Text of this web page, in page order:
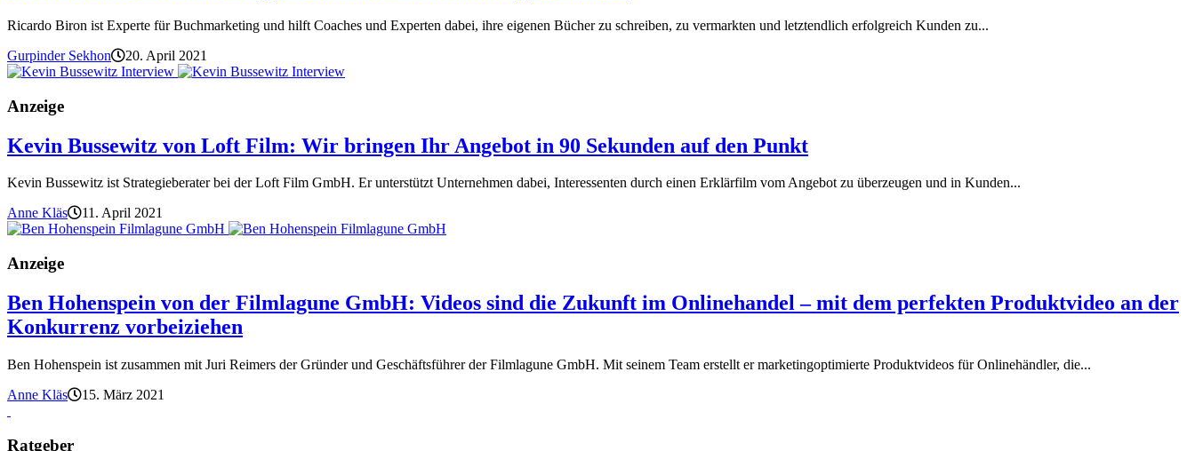
Ricardo Biron ist Experte für Buchmarketing und hilft Coaches und Experten dabei, ihre eigenen Bücher zu schreiben, zu vermarkten und letztendlich erfolgreich Kunden zu...
Gurpinder Sekhon
20. April 2021
Anzeige
Kevin Bussewitz von Loft Film: Wir bringen Ihr Angebot in 90 Sekunden auf den Punkt
Kevin Bussewitz ist Strategieberater bei der Loft Film GmbH. Er unterstützt Unternehmen dabei, Interessenten durch einen Erklärfilm vom Angebot zu überzeugen und in Kunden...
Anne Kläs
11. April 2021
Anzeige
Ben Hohenspein von der Filmlagune GmbH: Videos sind die Zukunft im Onlinehandel – mit dem perfekten Produktvideo an der
Konkurrenz vorbeiziehen
Ben Hohenspein ist zusammen mit Juri Reimers der Gründer und Geschäftsführer der Filmlagune GmbH. Mit seinem Team erstellt er marketingoptimierte Produktvideos für Onlinehändler, die...
Anne Kläs
15. März 2021
Ratgeber